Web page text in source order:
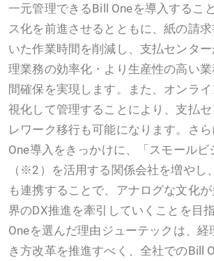
一元管理できるBill Oneを導入するこ
ス化を前進させるとともに、紙の請
いた作業時間を削減し、支払センタ
理業務の効率化・より生産性の高い
間確保を実現します。また、オンラ
視化して管理することにより、支払
レワーク移行も可能になります。さ
One導入をきっかけに、「スモールビ
（※2）を活用する関係会社を増やし
も連携することで、アナログな文化
界のDX推進を牽引していくことを目
Oneを選んだ理由ジューテックは、経
き方改革を推進すべく、全社でのBill